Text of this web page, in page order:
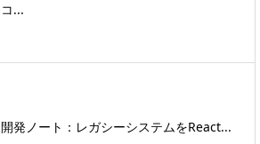
コ...
開発ノート：レガシーシステムをReact...